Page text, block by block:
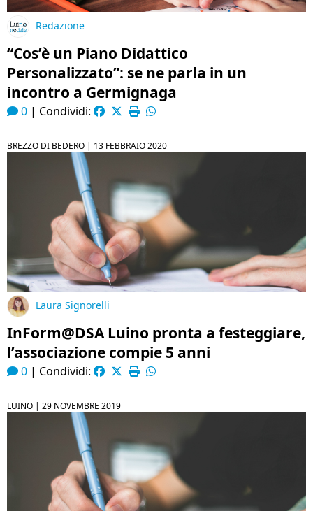
Redazione
“Cos’è un Piano Didattico
Personalizzato”: se ne parla in un
incontro a Germignaga
0 | Condividi:
BREZZO DI BEDERO | 13 FEBBRAIO 2020
Laura Signorelli
InForm@DSA Luino pronta a festeggiare,
l’associazione compie 5 anni
0 | Condividi:
LUINO | 29 NOVEMBRE 2019